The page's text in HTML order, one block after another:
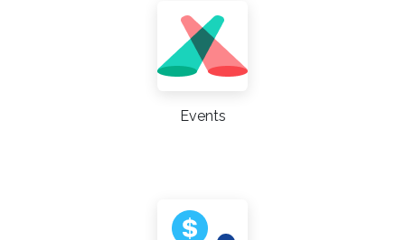
Events